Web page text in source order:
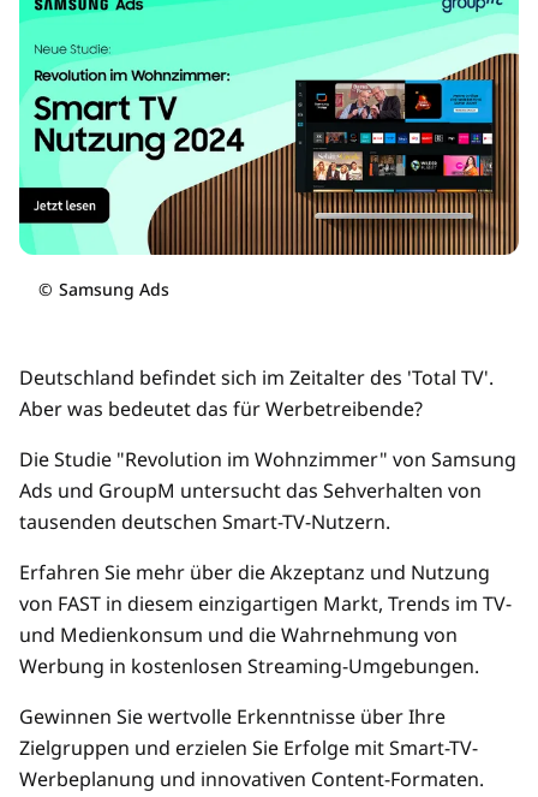
© Samsung Ads
Deutschland befindet sich im Zeitalter des 'Total TV'.
Aber was bedeutet das für Werbetreibende?
Die Studie "Revolution im Wohnzimmer" von Samsung
Ads und GroupM untersucht das Sehverhalten von
tausenden deutschen Smart-TV-Nutzern.
Erfahren Sie mehr über die Akzeptanz und Nutzung
von FAST in diesem einzigartigen Markt, Trends im TV-
und Medienkonsum und die Wahrnehmung von
Werbung in kostenlosen Streaming-Umgebungen.
Gewinnen Sie wertvolle Erkenntnisse über Ihre
Zielgruppen und erzielen Sie Erfolge mit Smart-TV-
Werbeplanung und innovativen Content-Formaten.